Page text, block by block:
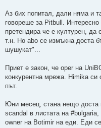
Аз бих попитал, дали няма и
говореше за Pitbull.
претендира че е културен, да
т.н. Но abo се измъкна доста
шушукат"...
Приет е закон, че oper на
конкурентна мрежа. Himika
път.
Юни месец, стана нещо доста
scandal в листата на
owner на Botimir на еди. Еди